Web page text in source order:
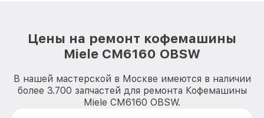
Цены на ремонт кофемашины
Miele CM6160 OBSW
В нашей мастерской в Москве имеются в наличии
более 3.700 запчастей для ремонта Кофемашины
Miele CM6160 OBSW.